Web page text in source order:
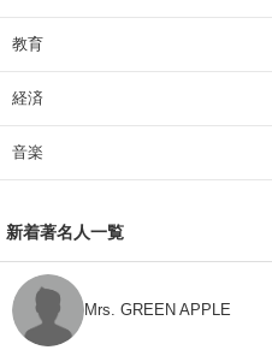
教育
経済
音楽
新着著名人一覧
Mrs. GREEN APPLE